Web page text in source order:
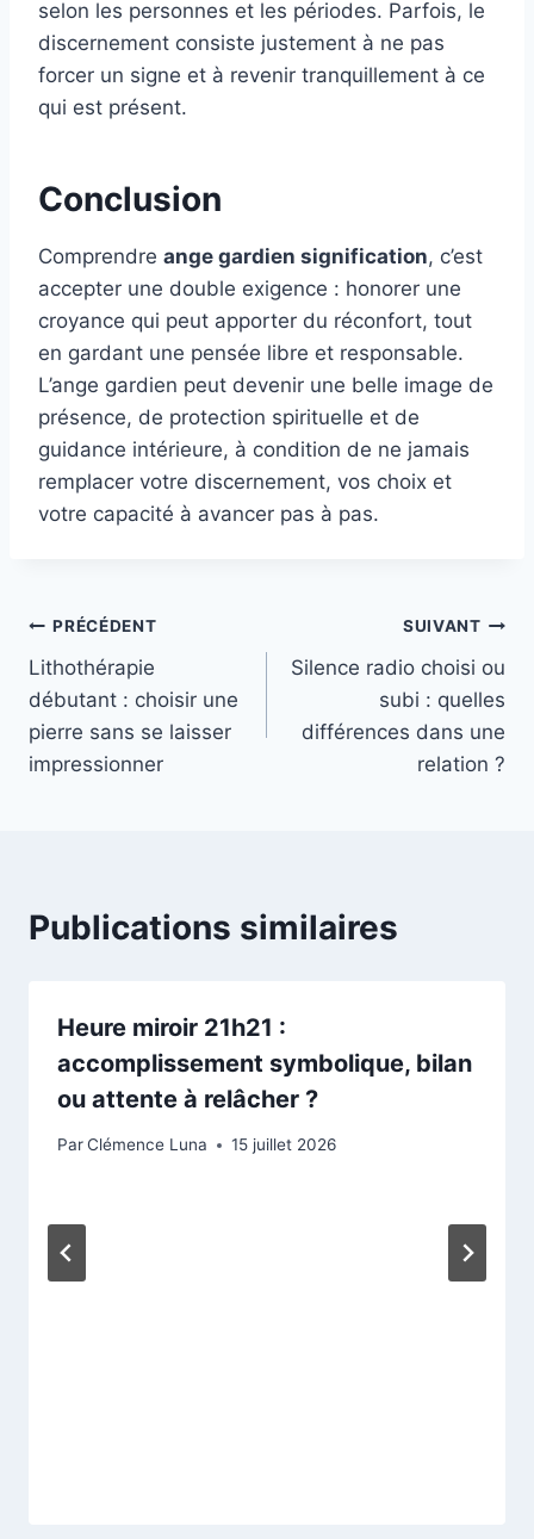
selon les personnes et les périodes. Parfois, le
discernement consiste justement à ne pas
forcer un signe et à revenir tranquillement à ce
qui est présent.
Conclusion
Comprendre ange gardien signification, c’est
accepter une double exigence : honorer une
croyance qui peut apporter du réconfort, tout
en gardant une pensée libre et responsable.
L’ange gardien peut devenir une belle image de
présence, de protection spirituelle et de
guidance intérieure, à condition de ne jamais
remplacer votre discernement, vos choix et
votre capacité à avancer pas à pas.
Navigation
de
l’article
PRÉCÉDENT
Lithothérapie
débutant : choisir une
pierre sans se laisser
impressionner
SUIVANT
Silence radio choisi ou
subi : quelles
différences dans une
relation ?
Publications similaires
Heure miroir 21h21 :
accomplissement symbolique, bilan
ou attente à relâcher ?
ParClémence Luna 15 juillet 2026